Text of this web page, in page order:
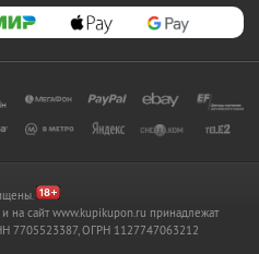
на сайт www.kupikupon.ru принадлежат
7705523387, ОГРН 1127747063212